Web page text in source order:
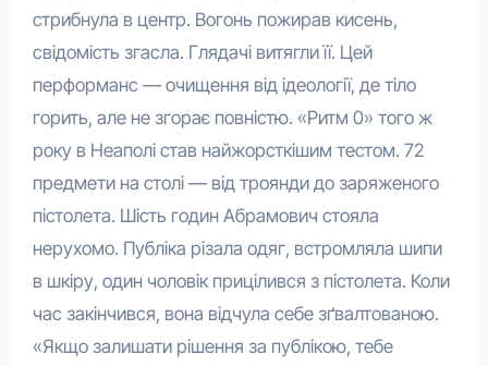
стрибнула в центр. Вогонь пожирав кисень,
свідомість згасла. Глядачі витягли її. Цей
перформанс — очищення від ідеології, де тіло
горить, але не згорає повністю. «Ритм 0» того ж
року в Неаполі став найжорсткішим тестом. 72
предмети на столі — від троянди до заряженого
пістолета. Шість годин Абрамович стояла
нерухомо. Публіка різала одяг, встромляла шипи
в шкіру, один чоловік прицілився з пістолета. Коли
час закінчився, вона відчула себе зґвалтованою.
«Якщо залишати рішення за публікою, тебе